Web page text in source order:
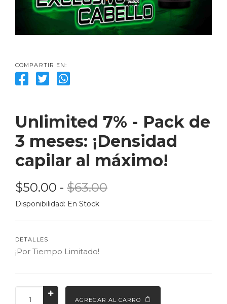
COMPARTIR EN:
Unlimited 7% - Pack de
3 meses: ¡Densidad
capilar al máximo!
$50.00 - $63.00
Disponibilidad: En Stock
DETALLES
¡Por Tiempo Limitado!
AGREGAR AL CARRO